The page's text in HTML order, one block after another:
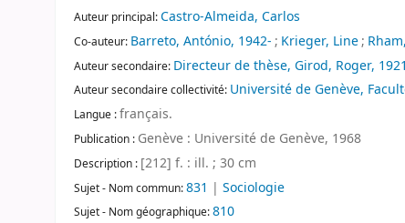
Auteur principal:Castro-Almeida, Carlos
Co-auteur: Barreto, António, 1942-; Krieger, Line;
Auteur secondaire: Directeur de thèse, Girod, Roger,
Auteur secondaire collectivité: Université de Genève,
Langue :français.
Publication : Genève : Université de Genève, 1968
Description : [212] f. : ill. ; 30 cm
Sujet - Nom commun:831 | Sociologie
Sujet - Nom géographique:810